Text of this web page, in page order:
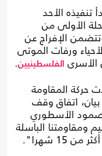
الأحد
الأولى من
42 يوما، وتتضمن الإفراج عن
ورفات الموتى
الأسرى الفلسطينيين.
حركة المقاومة
اتفاق وقف
الأسطوري
ومقاومتنا الباسلة
شهرا".